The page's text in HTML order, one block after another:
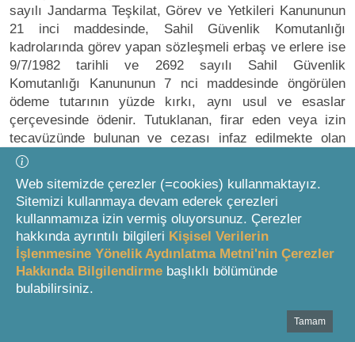
sayılı Jandarma Teşkilat, Görev ve Yetkileri Kanununun
21 inci maddesinde, Sahil Güvenlik Komutanlığı
kadrolarında görev yapan sözleşmeli erbaş ve erlere ise
9/7/1982 tarihli ve 2692 sayılı Sahil Güvenlik
Komutanlığı Kanununun 7 nci maddesinde öngörülen
ödeme tutarının yüzde kırkı, aynı usul ve esaslar
çerçevesinde ödenir. Tutuklanan, firar eden veya izin
tecavüzünde bulunan ve cezası infaz edilmekte olan
sözleşmeli erbaş ve erlerin ücret ve diğer ödemeleri
Kuvvetleri Personel Kanununun 65 inci maddesi
hükümleri uygulanır.
Değişik fıkra: 12/06/2024 t. 7517 s. K. m.47
(5) Kendi kusurları olmaksızın veya ilk sözleşmesini
Türk Silahlı Kuvvetleri, Jandarma Genel Komutanlığı ile
Web sitemizde çerezler (=cookies) kullanmaktayız.
Sitemizi kullanmaya devam ederek çerezleri
kullanmamıza izin vermiş oluyorsunuz. Çerezler
hakkında ayrıntılı bilgileri Kişisel Verilerin
İşlenmesine Yönelik Aydınlatma Metni'nin Çerezler
Hakkında Bilgilendirme başlıklı bölümünde
bulabilirsiniz.
Tamam